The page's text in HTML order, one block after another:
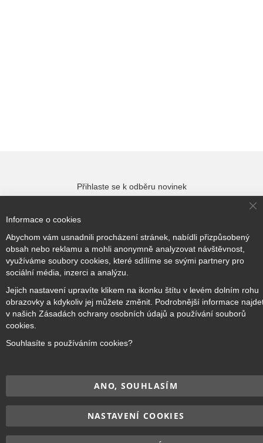
Přihlaste se k odběru novinek
Přihlásit odběr
Copyright © 2017–2026BRIDGE Academy , Všechna práva
vyhrazena.
Informace o cookies
Abychom vám usnadnili procházení stránek, nabídli přizpůsobený
obsah nebo reklamu a mohli anonymně analyzovat návštěvnost,
využíváme soubory cookies, které sdílíme se svými partnery pro
sociální média, inzerci a analýzu.
Jejich nastavení upravíte klikem na ikonku štítu v levém dolním rohu
obrazovky a kdykoliv jej můžete změnit. Podrobnější informace
v našich Zásadách ochrany osobních údajů a používání souborů
cookies.
Souhlasíte s používáním cookies?
ANO, SOUHLASÍM
NASTAVENÍ COOKIES